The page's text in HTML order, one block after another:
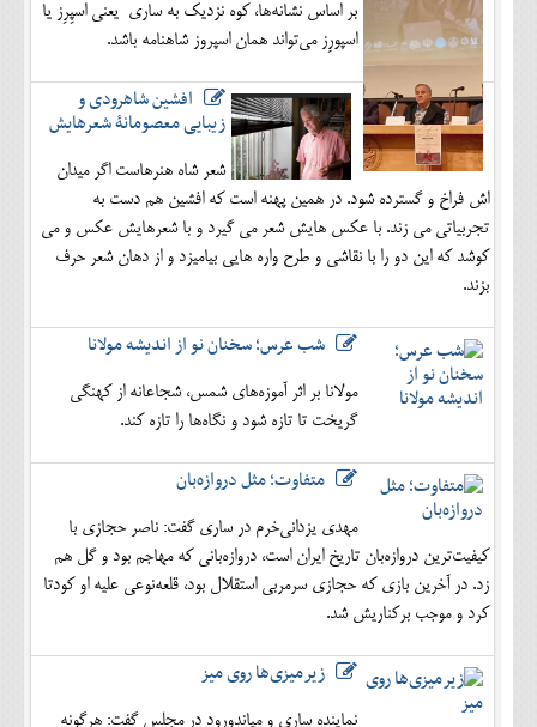
بر اساس نشانه‌ها، کوه نزدیک به ساری یعنی اسپِرِز یا
اسپورِز می‌تواند همان اسپروز شاهنامه باشد.
افشین شاهرودی و
زیبایی معصومانۀ شعرهایش
شعر شاه هنرهاست اگر میدان
اش فراخ و گسترده شود. در همین پهنه است که افشین هم دست به
تجربیاتی می زند. با عکس هایش شعر می گیرد و با شعرهایش عکس و می
کوشد که این دو را با نقاشی و طرح واره هایی بیامیزد و از دهان شعر حرف
بزند.
شب عرس؛ سخنان نو از اندیشه مولانا
مولانا بر اثر آموزه‌های شمس، شجاعانه از کهنگی
گریخت تا تازه شود و نگاه‌ها را تازه کند.
متفاوت؛ مثل دروازه‌بان
مهدی یزدانی‌خرم در ساری گفت: ناصر حجازی با
کیفیت‌ترین دروازه‌بان تاریخ ایران است، دروازه‌بانی که مهاجم بود و گل هم
زد. در آخرین بازی که حجازی سرمربی استقلال بود، قلعه‌نوعی علیه او کودتا
کرد و موجب برکناریش شد.
زیرمیزی‌ها روی میز
نماینده ساری و میاندورود در مجلس گفت: هرگونه